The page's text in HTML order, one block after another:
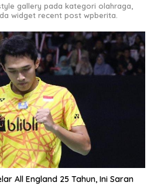
gallery pada kategori olahraga,
widget recent post wpberita.
All England 25 Tahun, Ini Saran